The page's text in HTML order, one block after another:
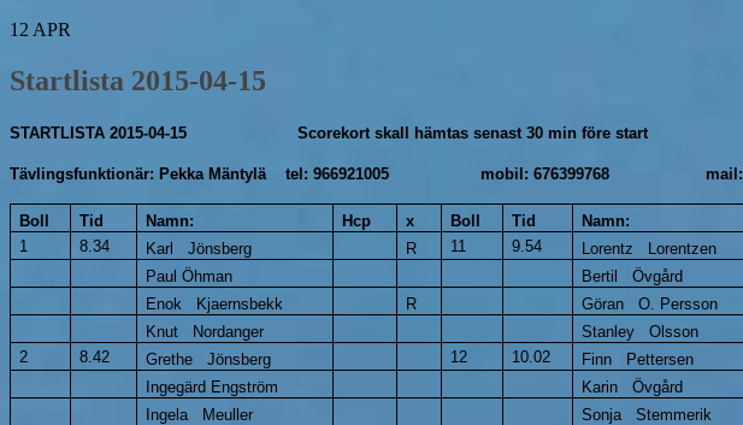
12 APR
Startlista 2015-04-15
STARTLISTA 2015-04-15 Scorekort skall hämtas senast 30 min före start
Tävlingsfunktionär: Pekka Mäntylä tel: 966921005 mobil: 676399768 mail:
Boll Tid Namn: Hcp x Boll Tid Namn:
1
8.34 Karl Jönsberg R 11 9.54
Lorentz Lorentzen
Paul Öhman
Bertil Övgård
Enok Kjaernsbekk
R
Göran O. Persson
Knut Nordanger
Stanley Olsson
2
8.42 Grethe Jönsberg 12 10.02 Finn Pettersen
Ingegärd Engström
Karin Övgård
Ingela Meuller
Sonja Stemmerik